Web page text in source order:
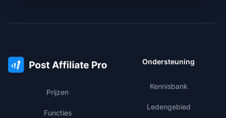
Prijzen
Functies
Ondersteuning
Kennisbank
Ledengebied